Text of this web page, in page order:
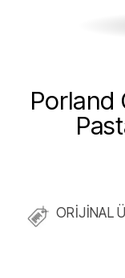
Porland
ORİJİNAL